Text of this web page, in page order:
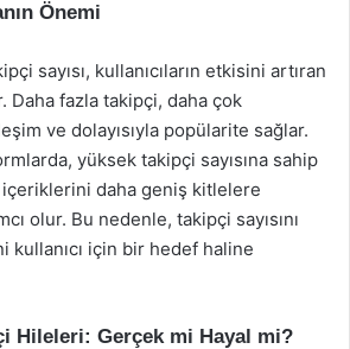
Önemi
sayısı, kullanıcıların etkisini artıran
Daha fazla takipçi, daha çok
ve dolayısıyla popülarite sağlar.
yüksek takipçi sayısına sahip
içeriklerini daha geniş kitlelere
olur. Bu nedenle, takipçi sayısını
kullanıcı için bir hedef haline
Hileleri: Gerçek mi Hayal mi?